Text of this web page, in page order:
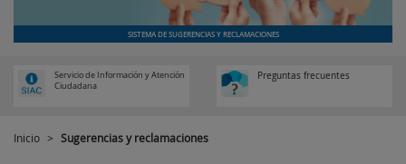
SISTEMA DE SUGERENCIAS Y RECLAMACIONES
Servicio de Información y Atención
Ciudadana
Preguntas frecuentes
Inicio > Sugerencias y reclamaciones